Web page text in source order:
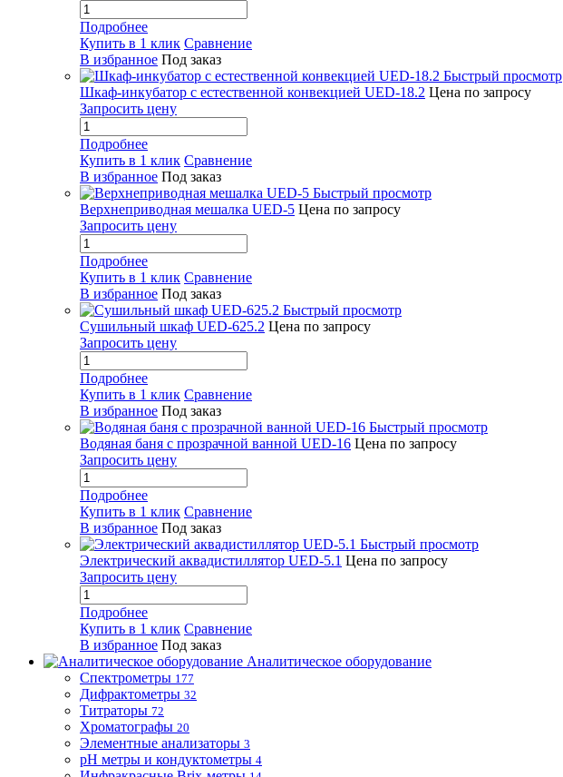
Подробнее
Купить в 1 клик Сравнение
В избранное Под заказ
Быстрый просмотр
Шкаф-инкубатор с естественной конвекцией UED-18.2 Цена по запросу
Запросить цену
Подробнее
Купить в 1 клик Сравнение
В избранное Под заказ
Быстрый просмотр
Верхнеприводная мешалка UED-5 Цена по запросу
Запросить цену
Подробнее
Купить в 1 клик Сравнение
В избранное Под заказ
Быстрый просмотр
Сушильный шкаф UED-625.2 Цена по запросу
Запросить цену
Подробнее
Купить в 1 клик Сравнение
В избранное Под заказ
Быстрый просмотр
Водяная баня с прозрачной ванной UED-16 Цена по запросу
Запросить цену
Подробнее
Купить в 1 клик Сравнение
В избранное Под заказ
Быстрый просмотр
Электрический аквадистиллятор UED-5.1 Цена по запросу
Запросить цену
Подробнее
Купить в 1 клик Сравнение
В избранное Под заказ
Аналитическое оборудование
Спектрометры 177
Дифрактометры 32
Титраторы 72
Хроматографы 20
Элементные анализаторы 3
pH метры и кондуктометры 4